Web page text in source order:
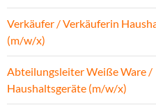
Verkäufer / Verkäuferin
(m/w/x)
Abteilungsleiter Weiße Ware /
Haushaltsgeräte (m/w/x)